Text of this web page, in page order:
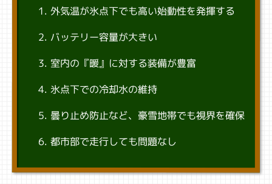
外気温が氷点下でも高い始動性を発揮する
バッテリー容量が大きい
室内の『暖』に対する装備が豊富
氷点下での冷却水の維持
曇り止め防止など、豪雪地帯でも視界を確保
都市部で走行しても問題なし